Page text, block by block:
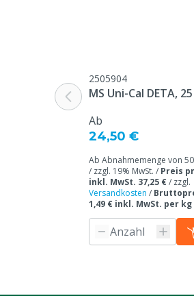
Handschuhgröße
Farbe
2505904
MS Uni-Cal DETA,
Ab
24,50 €
Ab Abnahmemenge von
/ zzgl. 19% MwSt. / Preis
inkl. MwSt. 37,25 €/ zzgl.
Versandkosten /
1,49 € inkl. MwSt. per kg